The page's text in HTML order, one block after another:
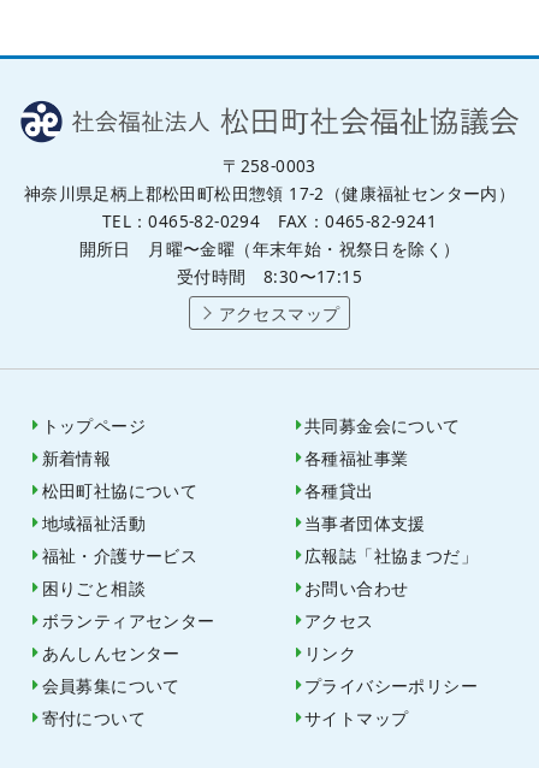
〒258-0003
神奈川県足柄上郡松田町松田惣領 17-2（健康福祉センター内）
TEL：0465-82-0294 FAX：0465-82-9241
開所日 月曜〜金曜（年末年始・祝祭日を除く）
受付時間 8:30〜17:15
アクセスマップ
トップページ
新着情報
松田町社協について
地域福祉活動
福祉・介護サービス
困りごと相談
ボランティアセンター
あんしんセンター
会員募集について
寄付について
共同募金会について
各種福祉事業
各種貸出
当事者団体支援
広報誌「社協まつだ」
お問い合わせ
アクセス
リンク
プライバシーポリシー
サイトマップ